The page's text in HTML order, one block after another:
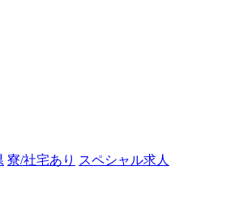
寮/社宅あり スペシャル求人